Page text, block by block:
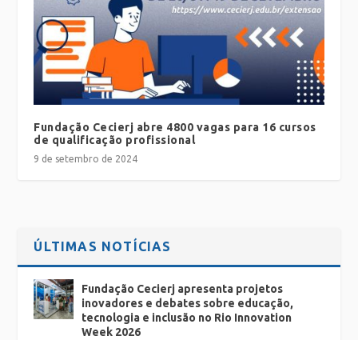
Fundação Cecierj abre 4800 vagas para 16 cursos
de qualificação profissional
9 de setembro de 2024
ÚLTIMAS NOTÍCIAS
Fundação Cecierj apresenta projetos
inovadores e debates sobre educação,
tecnologia e inclusão no Rio Innovation
Week 2026